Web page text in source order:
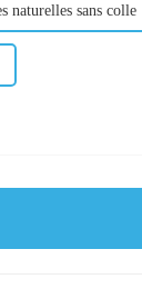
naturelles sans colle